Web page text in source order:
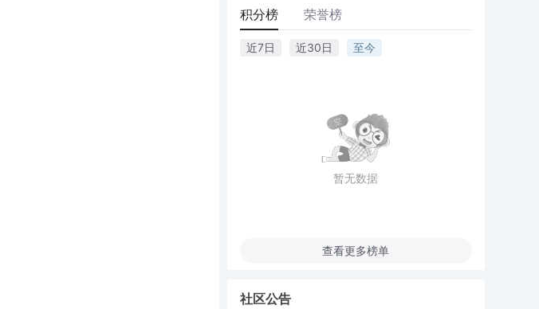
积分榜 荣誉榜
近7日 近30日 至今
暂无数据
查看更多榜单
社区公告